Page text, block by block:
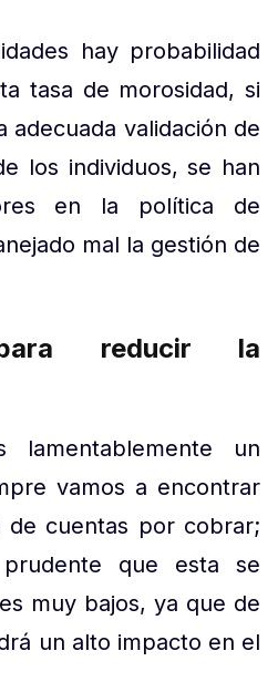
hay probabilidad
tasa de morosidad, si
adecuada validación de
los individuos, se han
en la política de
mal la gestión de
reducir la
lamentablemente un
vamos a encontrar
de cuentas por cobrar;
que esta se
muy bajos, ya que de
un alto impacto en el